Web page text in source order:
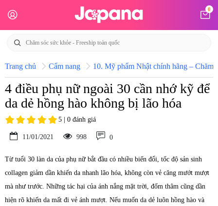
0
Trang chủ Cẩm nang 10. Mỹ phẩm Nhật chính hãng – Chăm
4 điều phụ nữ ngoài 30 cần nhớ kỹ để
da dẻ hồng hào không bị lão hóa
5 | 0 đánh giá
11/01/2021 998 0
Từ tuổi 30 làn da của phụ nữ bắt đầu có nhiều biến đổi, tốc độ sản sinh
collagen giảm dần khiến da nhanh lão hóa, không còn vẻ căng mướt mượt
mà như trước. Những tác hại của ánh nắng mặt trời, đốm thâm cũng dần
hiện rõ khiến da mất đi vẻ ánh mượt. Nếu muốn da dẻ luôn hồng hào và